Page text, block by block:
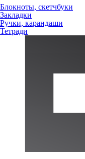
Блокноты, скетчбуки
Закладки
Ручки, карандаши
Тетради